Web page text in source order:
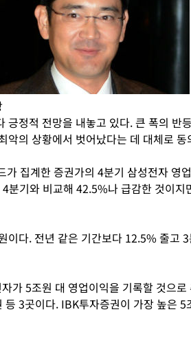
긍정적 전망을 내놓고 있다. 큰 폭의 반
악의 상황에서 벗어났다는 데 대체로
가 집계한 증권가의 4분기 삼성전자 영
분기와 비교해 42.5%나 급감한 것이지
이다. 전년 같은 기간보다 12.5% 줄고
가 5조원 대 영업이익을 기록할 것으
3곳이다. IBK투자증권이 가장 높은 5